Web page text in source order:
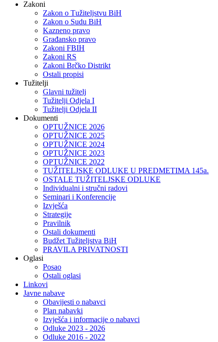
Zakoni
Zakon o Тužiteljstvu BiH
Zakon o Sudu BiH
Kazneno pravo
Građansko pravo
Zakoni FBIH
Zakoni RS
Zakoni Brčko Distrikt
Ostali propisi
Tužitelji
Glavni tužitelj
Tužitelji Odjela I
Tužitelji Odjela II
Dokumenti
OPTUŽNICE 2026
OPTUŽNICE 2025
OPTUŽNICE 2024
OPTUŽNICE 2023
OPTUŽNICE 2022
TUŽITELJSKE ODLUKE U PREDMETIMA 145a.
OSTALE TUŽITELJSKE ODLUKE
Individualni i stručni radovi
Seminari i Konferencije
Izvješća
Strategije
Pravilnik
Ostali dokumenti
Budžet Tužiteljstva BiH
PRAVILA PRIVATNOSTI
Oglasi
Posao
Ostali oglasi
Linkovi
Javne nabave
Obavijesti o nabavci
Plan nabavki
Izvješća i informacije o nabavci
Odluke 2023 - 2026
Odluke 2016 - 2022